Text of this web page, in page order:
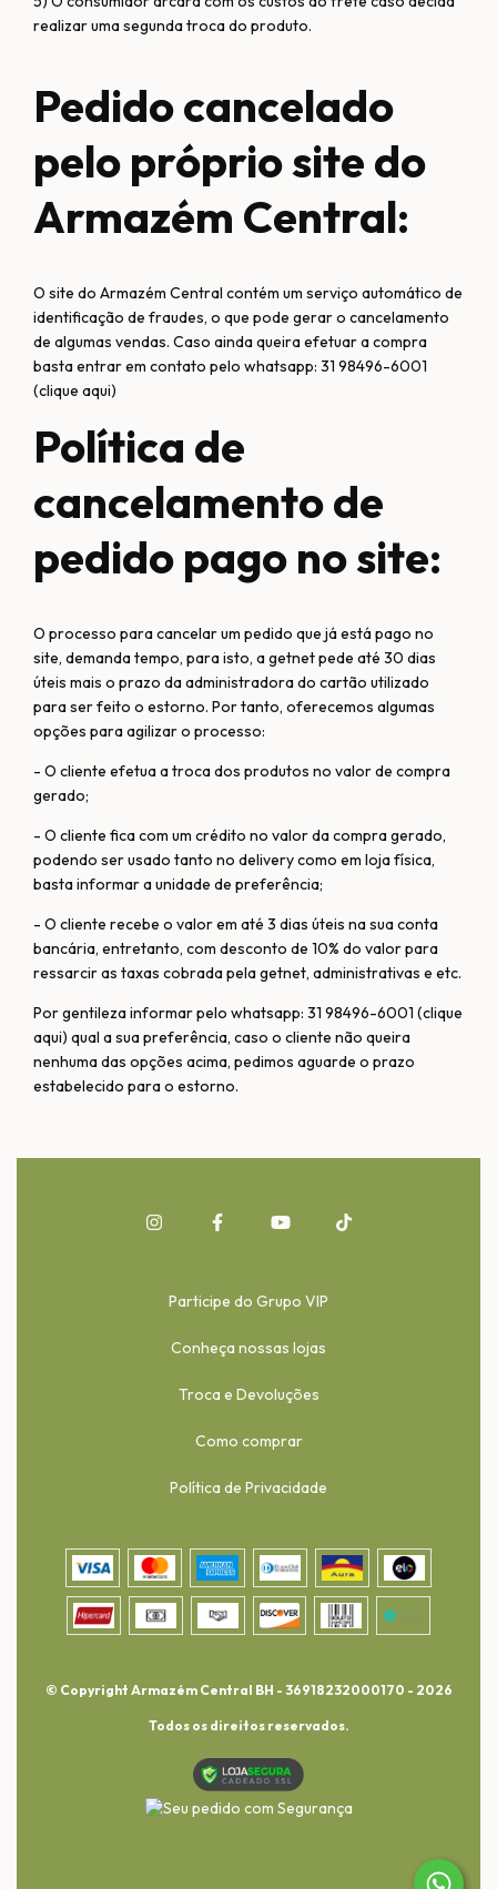
realizar uma segunda troca do produto.
Pedido cancelado
pelo próprio site do
Armazém Central:
O site do Armazém Central contém um serviço automático de
identificação de fraudes, o que pode gerar o cancelamento
de algumas vendas. Caso ainda queira efetuar a compra
basta entrar em contato pelo whatsapp: 31 98496-6001
(clique aqui)
Política de
cancelamento de
pedido pago no site:
O processo para cancelar um pedido que já está pago no
site, demanda tempo, para isto, a getnet pede até 30 dias
úteis mais o prazo da administradora do cartão utilizado
para ser feito o estorno. Por tanto, oferecemos algumas
opções para agilizar o processo:
- O cliente efetua a troca dos produtos no valor de compra
gerado;
- O cliente fica com um crédito no valor da compra gerado,
podendo ser usado tanto no delivery como em loja física,
basta informar a unidade de preferência;
- O cliente recebe o valor em até 3 dias úteis na sua conta
bancária, entretanto, com desconto de 10% do valor para
ressarcir as taxas cobrada pela getnet, administrativas e etc.
Por gentileza informar pelo whatsapp: 31 98496-6001 (clique
aqui) qual a sua preferência, caso o cliente não queira
nenhuma das opções acima, pedimos aguarde o prazo
estabelecido para o estorno.
Participe do Grupo VIP
Conheça nossas lojas
Troca e Devoluções
Como comprar
Política de Privacidade
© Copyright Armazém Central BH - 36918232000170 - 2026
Todos os direitos reservados.